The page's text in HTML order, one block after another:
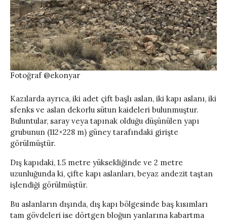
Fotoğraf @ekonyar
Kazılarda ayrıca, iki adet çift başlı aslan, iki kapı aslanı, iki
sfenks ve aslan dekorlu sütun kaideleri bulunmuştur.
Buluntular, saray veya tapınak olduğu düşünülen yapı
grubunun (112×228 m) güney tarafındaki girişte
görülmüştür.
Dış kapıdaki, 1.5 metre yüksekliğinde ve 2 metre
uzunluğunda ki, çifte kapı aslanları, beyaz andezit taştan
işlendiği görülmüştür.
Bu aslanların dışında, dış kapı bölgesinde baş kısımları
tam gövdeleri ise dörtgen bloğun yanlarına kabartma